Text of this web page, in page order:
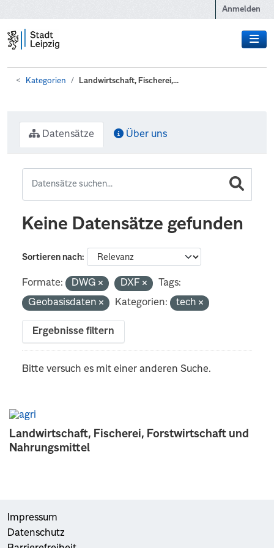
Anmelden
Kategorien Landwirtschaft, Fischerei,...
Landwirtschaft, Fischerei, Forstwirtschaft und
Nahrungsmittel
Datensätze Über uns
Keine Datensätze gefunden
Sortieren nach
Formate: DWG DXF
Tags:
Geobasisdaten
Kategorien: tech
Ergebnisse filtern
Bitte versuch es mit einer anderen Suche.
Impressum
Datenschutz